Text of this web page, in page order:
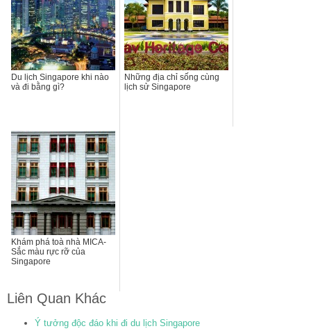
Du lịch Singapore khi nào
và đi bằng gì?
Những địa chỉ sống cùng
lịch sử Singapore
Khám phá toà nhà MICA-
Sắc màu rực rỡ của
Singapore
Liên Quan Khác
Ý tưởng độc đáo khi đi du lịch Singapore